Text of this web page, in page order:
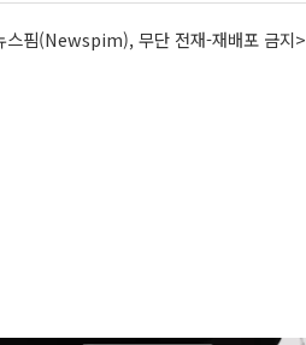
스핌(Newspim), 무단 전재-재배포 금지>